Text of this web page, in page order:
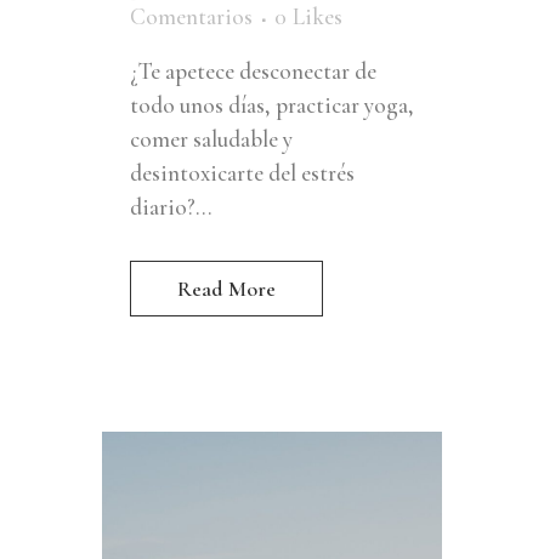
Comentarios
0 Likes
¿Te apetece desconectar de
todo unos días, practicar yoga,
comer saludable y
desintoxicarte del estrés
diario?...
Read More